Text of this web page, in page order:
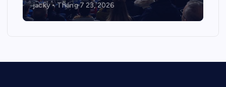
jacky Tháng 7 23, 2026